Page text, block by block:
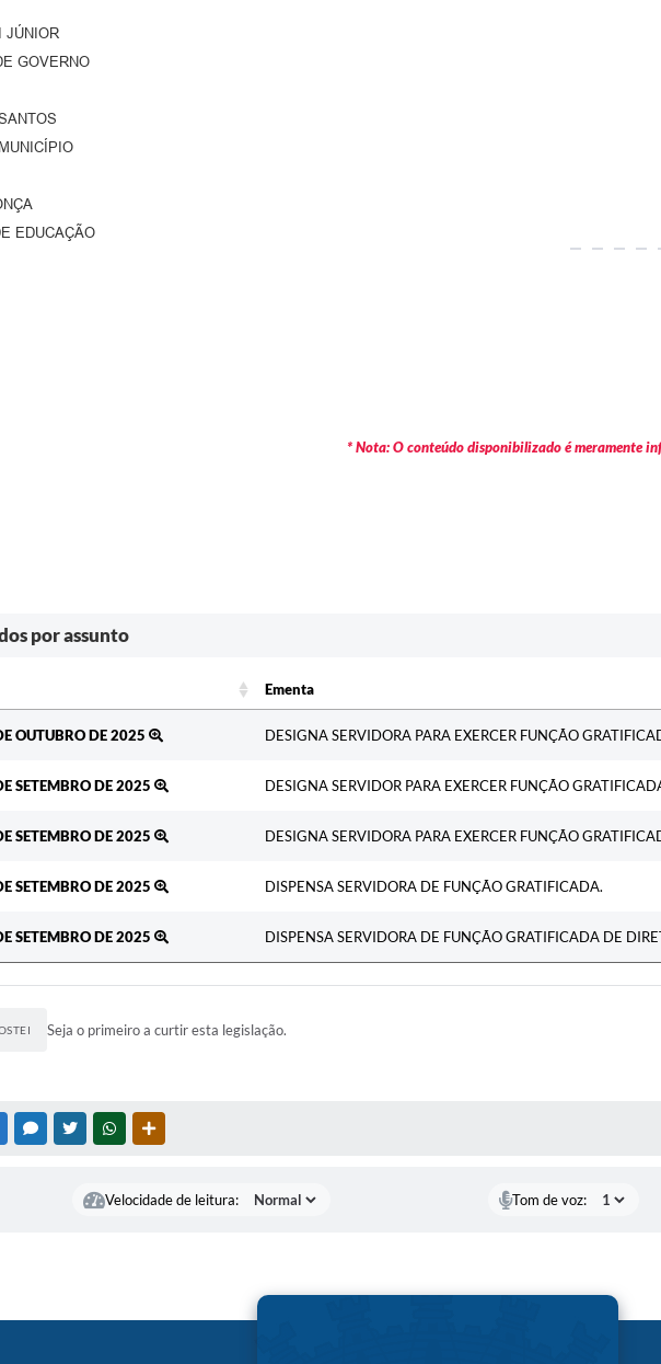
JÚNIOR
GOVERNO
EDUCAÇÃO
* Nota: O conteúdo disponibilizado é meramente
por assunto
Ementa
OUTUBRO DE 2025
DESIGNA SERVIDORA PARA EXERCER FUNÇÃO
SETEMBRO DE 2025 DESIGNA SERVIDOR PARA EXERCER FUNÇÃO
SETEMBRO DE 2025 DESIGNA SERVIDORA PARA EXERCER FUNÇÃO
SETEMBRO DE 2025 DISPENSA SERVIDORA DE FUNÇÃO GRATIFICADA.
SETEMBRO DE 2025 DISPENSA SERVIDORA DE FUNÇÃO GRATIFICADA DE
Seja o primeiro a curtir esta legislação.
FACEBOOKMESSENGER
TWITTERWHATSAPP
Velocidade de leitura: Tom de voz: